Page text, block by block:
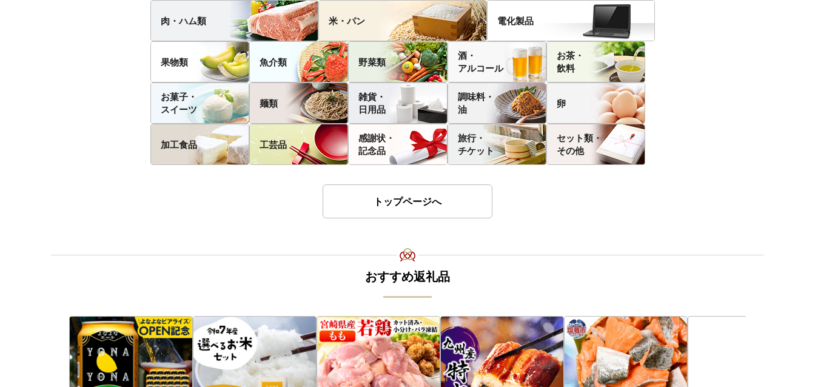
肉・ハム類 米・パン 電化製品
果物類 魚介類 野菜類
酒・
アルコール
お茶・
飲料
お菓子・
スイーツ
麺類
雑貨・
日用品
調味料・
油
卵
加工食品 工芸品
感謝状・
記念品
旅行・
チケット
セット類・
その他
トップページへ
おすすめ返礼品